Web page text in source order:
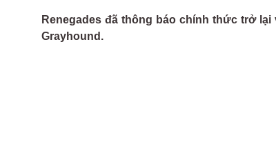
Renegades đã thông báo chính thức trở
Grayhound.